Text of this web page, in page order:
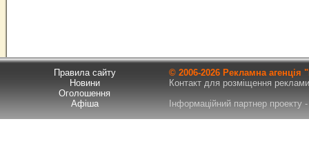
Правила сайту
Новини
Оголошення
Афіша
© 2006-2026 Рекламна
Контакт для розміщення
Інформаційний партнер проекту